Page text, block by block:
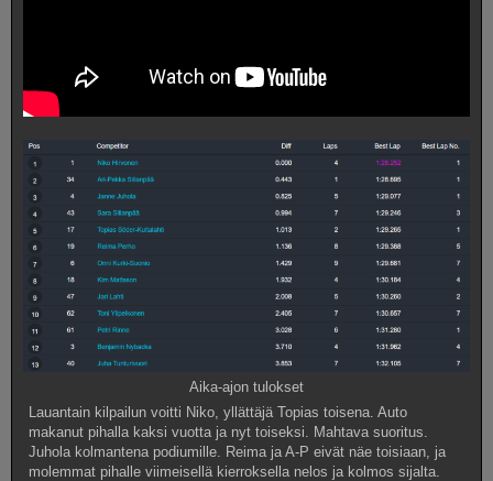
Aika-ajon tulokset
Lauantain kilpailun voitti Niko, yllättäjä Topias toisena. Auto
makanut pihalla kaksi vuotta ja nyt toiseksi. Mahtava suoritus.
Juhola kolmantena podiumille. Reima ja A-P eivät näe toisiaan, ja
molemmat pihalle viimeisellä kierroksella nelos ja kolmos sijalta.